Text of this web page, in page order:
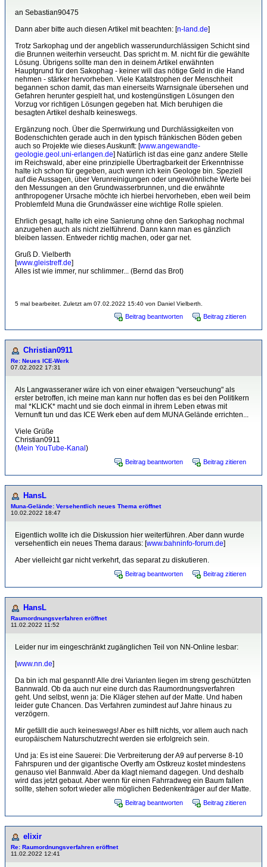
an Sebastian90475
Dann aber bitte auch diesen Artikel mit beachten: [n-land.de]
Trotz Sarkophag und der angeblich wasserundurchlässigen Schicht sind
die Brunnen weiterhin verseucht. Das spricht m. M. nicht für die gewählte
Lösung. Übrigens sollte man den in deinem Artikel erwähnten
Hauptgrund für den Sakophag - keiner will das nötige Geld in die Hand
nehmen - stärker hervorheben. Viele Katatstrophen der Menschheit
begannen schon damit, das man einerseits Warnsignale übersehen und
Gefahren herunter gespielt hat, und kostengünstigen Lösungen den
Vorzug vor richtigen Lösungen gegeben hat. Mich beruhigen die
besagten Artikel deshalb keineswegs.
Ergänzung noch. Über die Sperrwirkung und Durchlässigkeiten von
Bodenschichten gerade auch in den typisch fränkischen Böden geben
auch so Projekte wie dieses Auskunft: [www.angewandte-
geologie.geol.uni-erlangen.de] Natürlich ist das eine ganz andere Stelle
im Reichswald, aber eine prinzipielle Übertragbarkeit der Erkenntnisse
halte ich schon für gegeben, auch wenn ich kein Geologe bin. Speziell
auf die Aussagen, über Verunreinigungen oder ungewöhnliche Werte bei
den Messungen an den Grundwasserbrunnen, und die erwähnte
anthropogener Ursache möchte ich hierbei hervorheben, eben weil beim
Problemfeld Muna die Grundwässer eine wichtige Rolle spielen.
Ehrlich gesagt, halte ich eine Sanierung ohne den Sarkophag nochmal
anzugehen auch als nicht zielführend. Dann kann man es gänzlich
bleiben lassen. Entweder richtig machen, oder gar net.
Gruß D. Vielberth
[www.gleistreff.de]
Alles ist wie immer, nur schlimmer... (Bernd das Brot)
5 mal bearbeitet. Zuletzt am 07.02.2022 15:40 von Daniel Vielberth.
Beitrag beantworten Beitrag zitieren
Christian0911
Re: Neues ICE-Werk
07.02.2022 17:31
Als Langwasseraner wäre ich von einer etwaigen "verseuchung" als
erster betroffen, ich meine man kann nur hoffen das es bei den Politikern
mal *KLICK* macht und sie doch einmal in ihrem Leben etwas mit
Vernunft tun und das ICE Werk eben auf dem MUNA Gelände errichten...
Viele Grüße
Christian0911
(Mein YouTube-Kanal )
Beitrag beantworten Beitrag zitieren
HansL
Muna-Gelände: Versehentlich neues Thema eröffnet
10.02.2022 18:47
Eigentlich wollte ich die Diskussion hier weiterführen. Aber dann wurde
versehentlich ein neues Thema daraus: [www.bahninfo-forum.de]
Aber vielleicht gar nicht verkehrt, das separat zu diskutieren.
Beitrag beantworten Beitrag zitieren
HansL
Raumordnungsverfahren eröffnet
11.02.2022 11:52
Leider nur im eingeschränkt zugänglichen Teil von NN-Online lesbar:
[www.nn.de]
Da bin ich mal gespannt! Alle drei Varianten liegen im streng geschützten
Bannwald. Ob da auch nur eine durch das Raumordnungsverfahren
geht. Und selbst, wenn ja: Die Kläger stehen auf der Matte. Und haben
leider gute Chancen. Das Verfahren zumindest auf Jahre hinaus zu
verzögern.
Mir gefällt die auch keineswegs! Aber es hilft nichts, vor allem auch nach
europäischem Naturschutzrecht werden sie erfolgreich sein.
Und ja: Es ist eine Sauerei: Die Verbreiterung der A9 auf perverse 8-10
Fahrspuren und der gigantische Overfly am Ostkreuz kostet mindestens
genauso viel Bannwald. Aber da klagt niemand dagegen. Und deshalb
wird das jetzt gebaut. Aber wenn für einen Fahrradweg ein Baum fallen
sollte, stehen sofort wieder alle möglichen Bedenkenträger auf der Matte.
Beitrag beantworten Beitrag zitieren
elixir
Re: Raumordnungsverfahren eröffnet
11.02.2022 12:41